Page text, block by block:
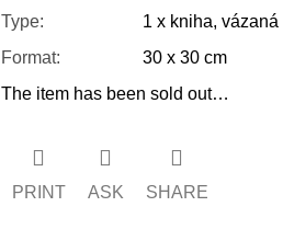
Type:
1 x kniha, vázaná
Format:
30 x 30 cm
The item has been sold out…
PRINT ASK SHARE